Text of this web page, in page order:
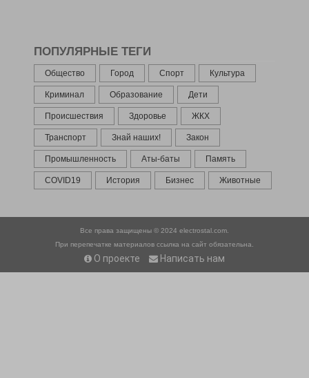
ПОПУЛЯРНЫЕ ТЕГИ
Общество Город Спорт Культура
Криминал Образование Дети
Происшествия Здоровье ЖКХ
Транспорт Знай наших! Закон
Промышленность Аты-баты Память
COVID19 История Бизнес Животные
Все права защищены © 2024 electrostal.com.
При перепечатке материалов ссылка на сайт обязательна.
О проекте Написать нам